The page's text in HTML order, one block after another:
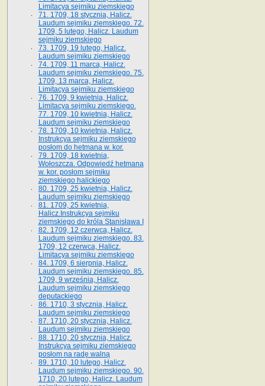
Limitacya sejmiku ziemskiego
71. 1709, 18 stycznia, Halicz.
Laudum sejmiku ziemskiego. 72.
1709, 5 lutego, Halicz. Laudum
sejmiku ziemskiego
73. 1709, 19 lutego, Halicz.
Laudum sejmiku ziemskiego
74. 1709, 11 marca, Halicz.
Laudum sejmiku ziemskiego. 75.
1709, 13 marca, Halicz.
Limitacya sejmiku ziemskiego
76. 1709, 9 kwietnia, Halicz.
Limitacya sejmiku ziemskiego.
77. 1709, 10 kwietnia, Halicz.
Laudum sejmiku ziemskiego
78. 1709, 10 kwietnia, Halicz.
Instrukcya sejmiku ziemskiego
posłom do hetmana w. kor.
79. 1709, 18 kwietnia,
Wołoszcza. Odpowiedź hetmana
w. kor. posłom sejmiku
ziemskiego halickiego
80. 1709, 25 kwietnia, Halicz.
Laudum sejmiku ziemskiego
81. 1709, 25 kwietnia,
Halicz.Instrukcya sejmiku
ziemskiego do króla Stanisława I
82. 1709, 12 czerwca, Halicz.
Laudum sejmiku ziemskiego. 83.
1709, 12 czerwca, Halicz.
Limitacya sejmiku ziemskiego
84. 1709, 6 sierpnia, Halicz.
Laudum sejmiku ziemskiego. 85.
1709, 9 września, Halicz.
Laudum sejmiku ziemskiego
deputackiego
86. 1710, 3 stycznia, Halicz.
Laudum sejmiku ziemskiego
87. 1710, 20 stycznia, Halicz.
Laudum sejmiku ziemskiego
88. 1710, 20 stycznia, Halicz.
Instrukcya sejmiku ziemskiego
posłom na radę walną
89. 1710, 10 lutego, Halicz.
Laudum sejmiku ziemskiego. 90.
1710, 20 lutego, Halicz. Laudum